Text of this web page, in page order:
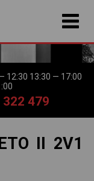
12:30 13:30 — 17:00
322 479
II 2V1